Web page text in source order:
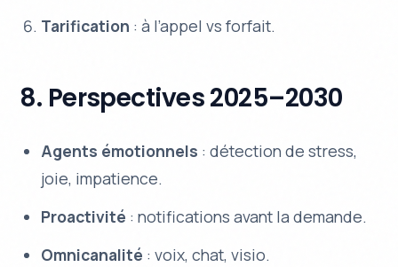
Tarification : à l’appel vs forfait.
8. Perspectives 2025–2030
Agents émotionnels : détection de stress,
joie, impatience.
Proactivité : notifications avant la demande.
Omnicanalité : voix, chat, visio.